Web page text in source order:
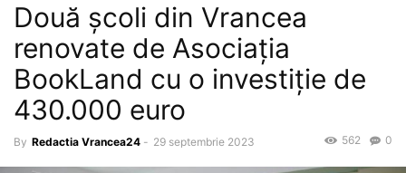
Două școli din Vrancea
renovate de Asociația
BookLand cu o investiție de
430.000 euro
By Redactia Vrancea24 - 29 septembrie 2023 0
562